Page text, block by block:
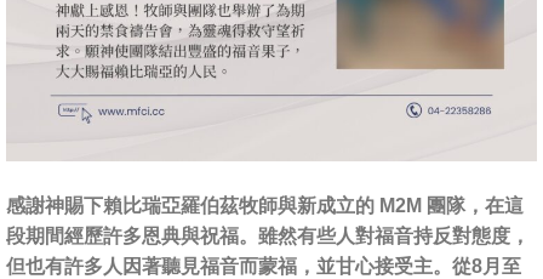
感謝神賜下賴比瑞亞羅伯茲牧師與新成立的 M2M 團隊，在這
段期間經歷許多恩典與祝福。雖然有些人對福音持反對態度，
但也有許多人因著聽見福音而蒙福，並甘心接受主。從8月至